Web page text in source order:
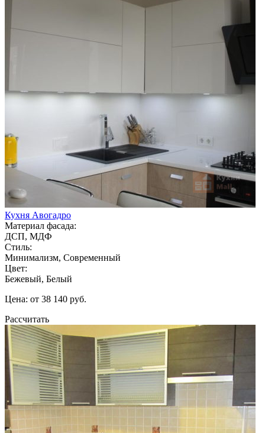
Кухня Авогадро
Материал фасада:
ДСП, МДФ
Стиль:
Минимализм, Современный
Цвет:
Бежевый, Белый
Цена: от 38 140 руб.
Рассчитать